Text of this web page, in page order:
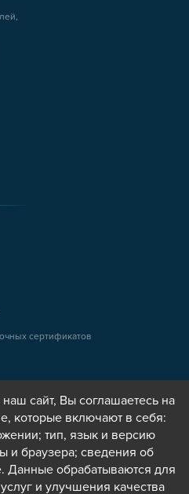
сертификатов
сайт, Вы соглашаетесь на
которые включают в себя:
тип, язык и версию
и браузера; сведения об
Данные обрабатываются для
и улучшения качества